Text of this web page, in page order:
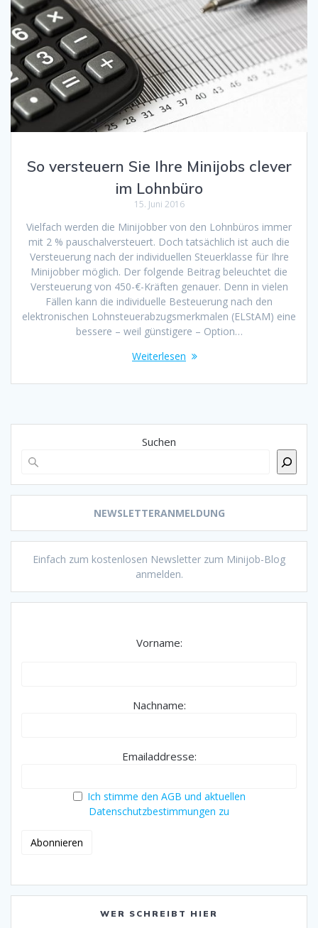
So versteuern Sie Ihre Minijobs clever
im Lohnbüro
15. Juni 2016
Vielfach werden die Minijobber von den Lohnbüros immer
mit 2 % pauschalversteuert. Doch tatsächlich ist auch die
Versteuerung nach der individuellen Steuerklasse für Ihre
Minijobber möglich. Der folgende Beitrag beleuchtet die
Versteuerung von 450-€-Kräften genauer. Denn in vielen
Fällen kann die individuelle Besteuerung nach den
elektronischen Lohnsteuerabzugsmerkmalen (ELStAM) eine
bessere – weil günstigere – Option…
Weiterlesen
Suchen
NEWSLETTERANMELDUNG
Einfach zum kostenlosen Newsletter zum Minijob-Blog
anmelden.
Vorname:
Nachname:
Emailaddresse:
Ich stimme den AGB und aktuellen
Datenschutzbestimmungen zu
WER SCHREIBT HIER